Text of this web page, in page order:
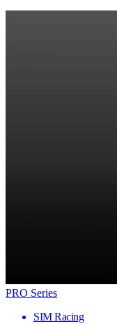
PRO Series
SIM Racing